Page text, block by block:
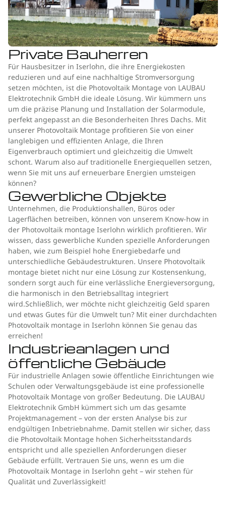
Private Bauherren
Für Hausbesitzer in Iserlohn, die ihre Energiekosten
reduzieren und auf eine nachhaltige Stromversorgung
setzen möchten, ist die Photovoltaik Montage von LAUBAU
Elektrotechnik GmbH die ideale Lösung. Wir kümmern uns
um die präzise Planung und Installation der Solarmodule,
perfekt angepasst an die Besonderheiten Ihres Dachs. Mit
unserer Photovoltaik Montage profitieren Sie von einer
langlebigen und effizienten Anlage, die Ihren
Eigenverbrauch optimiert und gleichzeitig die Umwelt
schont. Warum also auf traditionelle Energiequellen setzen,
wenn Sie mit uns auf erneuerbare Energien umsteigen
können?
Gewerbliche Objekte
Unternehmen, die Produktionshallen, Büros oder
Lagerflächen betreiben, können von unserem Know-how in
der Photovoltaik montage Iserlohn wirklich profitieren. Wir
wissen, dass gewerbliche Kunden spezielle Anforderungen
haben, wie zum Beispiel hohe Energiebedarfe und
unterschiedliche Gebäudestrukturen. Unsere Photovoltaik
montage bietet nicht nur eine Lösung zur Kostensenkung,
sondern sorgt auch für eine verlässliche Energieversorgung,
die harmonisch in den Betriebsalltag integriert
wird.Schließlich, wer möchte nicht gleichzeitig Geld sparen
und etwas Gutes für die Umwelt tun? Mit einer durchdachten
Photovoltaik montage in Iserlohn können Sie genau das
erreichen!
Industrieanlagen und
öffentliche Gebäude
Für industrielle Anlagen sowie öffentliche Einrichtungen wie
Schulen oder Verwaltungsgebäude ist eine professionelle
Photovoltaik Montage von großer Bedeutung. Die LAUBAU
Elektrotechnik GmbH kümmert sich um das gesamte
Projektmanagement – von der ersten Analyse bis zur
endgültigen Inbetriebnahme. Damit stellen wir sicher, dass
die Photovoltaik Montage hohen Sicherheitsstandards
entspricht und alle speziellen Anforderungen dieser
Gebäude erfüllt. Vertrauen Sie uns, wenn es um die
Photovoltaik Montage in Iserlohn geht – wir stehen für
Qualität und Zuverlässigkeit!